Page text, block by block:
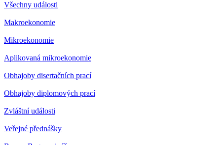
Všechny události
Makroekonomie
Mikroekonomie
Aplikovaná mikroekonomie
Obhajoby disertačních prací
Obhajoby diplomových prací
Zvláštní události
Veřejné přednášky